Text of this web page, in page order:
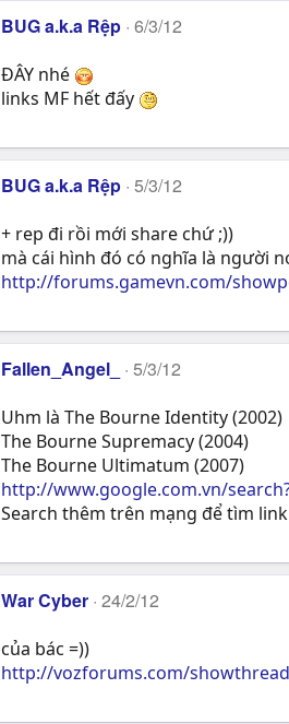
BUG a.k.a Rệp 6/3/12
ĐÂY nhé
links MF hết đấy
BUG a.k.a Rệp 5/3/12
+ rep đi rồi mới share chứ ;))
mà cái hình đó có nghĩa là người
http://forums.gamevn.com/
Fallen_Angel_ 5/3/12
Uhm là The Bourne Identity (2002)
The Bourne Supremacy (2004)
The Bourne Ultimatum (2007)
http://www.google.com.vn/
Search thêm trên mạng để tìm
War Cyber 24/2/12
của bác =))
http://vozforums.com/